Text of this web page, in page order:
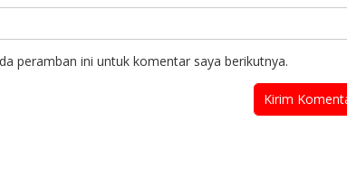
peramban ini untuk komentar saya berikutnya.